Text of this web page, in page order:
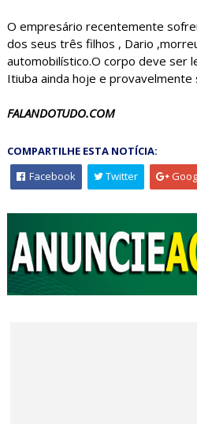
O empresário recentemente
dos seus três filhos , Dario
automobilístico.O corpo deve ser
Itiuba ainda hoje e provavelmente
FALANDOTUDO.COM
COMPARTILHE ESTA NOTÍCIA:
Facebook
Twitter